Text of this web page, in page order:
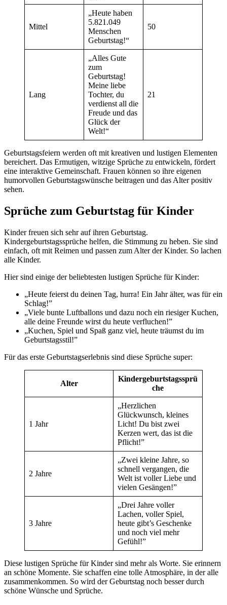
Mittel
„Heute haben
5.821.049
Menschen
Geburtstag!“
50
Lang
„Alles Gute
zum
Geburtstag!
Meine liebe
Tochter, du
verdienst all die
Freude und das
Glück der
Welt!“
21
Geburtstagsfeiern werden oft mit kreativen und lustigen Elementen
bereichert. Das Ermutigen, witzige Sprüche zu entwickeln, fördert
eine interaktive Gemeinschaft. Frauen können so ihre eigenen
humorvollen Geburtstagswünsche beitragen und das Alter positiv
sehen.
Sprüche zum Geburtstag für Kinder
Kinder freuen sich sehr auf ihren Geburtstag.
Kindergeburtstagssprüche helfen, die Stimmung zu heben. Sie sind
einfach, oft mit Reimen und passen zum Alter der Kinder. So lachen
alle Kinder.
Hier sind einige der beliebtesten lustigen Sprüche für Kinder:
„Heute feierst du deinen Tag, hurra! Ein Jahr älter, was für ein
Schlag!”
„Viele bunte Luftballons und dazu noch ein riesiger Kuchen,
alle deine Freunde wirst du heute verfluchen!”
„Kuchen, Spiel und Spaß ganz viel, heute träumst du im
Geburtstagsstil!”
Für das erste Geburtstagserlebnis sind diese Sprüche super:
Alter
Kindergeburtstagssprü
che
1 Jahr
„Herzlichen
Glückwunsch, kleines
Licht! Du bist zwei
Kerzen wert, das ist die
Pflicht!”
2 Jahre
„Zwei kleine Jahre, so
schnell vergangen, die
Welt ist voller Liebe und
vielen Gesängen!”
3 Jahre
„Drei Jahre voller
Lachen, voller Spiel,
heute gibt’s Geschenke
und noch viel mehr
Gefühl!”
Diese lustigen Sprüche für Kinder sind mehr als Worte. Sie erinnern
an schöne Momente. Sie schaffen eine tolle Atmosphäre, in der alle
zusammenkommen. So wird der Geburtstag noch besser durch
schöne Wünsche und Sprüche.